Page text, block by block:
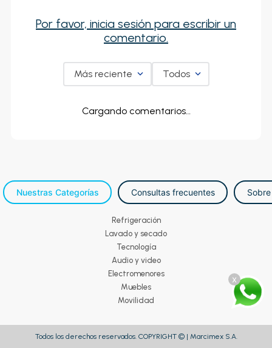
x
Por favor, inicia sesión para escribir un
comentario.
Más reciente Todos
Cargando comentarios…
Nuestras Categorías Consultas frecuentes
Refrigeración
Lavado y secado
Tecnología
Audio y video
Electromenores
Muebles
Movilidad
Todos los derechos reservados. COPYRIGHT © | Marcimex S.A.